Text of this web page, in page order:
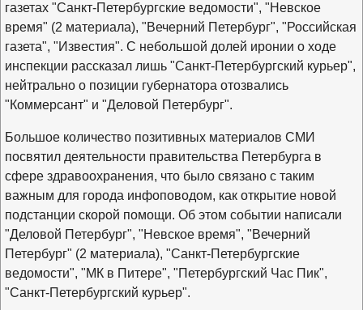
газетах "Санкт-Петербургские ведомости", "Невское
время" (2 материала), "Вечерний Петербург", "Российская
газета", "Известия". С небольшой долей иронии о ходе
инспекции рассказал лишь "Санкт-Петербургский курьер",
нейтрально о позиции губернатора отозвались
"Коммерсант" и "Деловой Петербург".
Большое количество позитивных материалов СМИ
посвятил деятельности правительства Петербурга в
сфере здравоохранения, что было связано с таким
важным для города инфоповодом, как открытие новой
подстанции скорой помощи. Об этом событии написали
"Деловой Петербург", "Невское время", "Вечерний
Петербург" (2 материала), "Санкт-Петербургские
ведомости", "МК в Питере", "Петербургский Час Пик",
"Санкт-Петербургский курьер".